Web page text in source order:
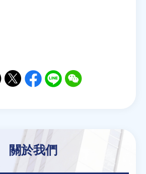
訂閱電子報
關於我們